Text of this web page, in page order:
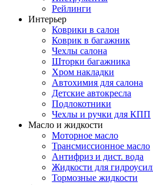
Рейлинги
Интерьер
Коврики в салон
Коврик в багажник
Чехлы салона
Шторки багажника
Хром накладки
Автохимия для салона
Детские автокресла
Подлокотники
Чехлы и ручки для КПП
Масло и жидкости
Моторное масло
Трансмиссионное масло
Антифриз и дист. вода
Жидкости для
Тормозные жидкости